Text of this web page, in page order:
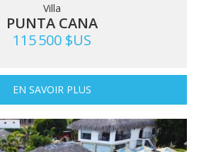
Villa
PUNTA CANA
115 500 $US
EN SAVOIR PLUS